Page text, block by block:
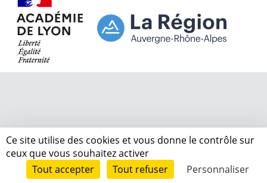
Ce site utilise des cookies et vous donne le contrôle sur
ceux que vous souhaitez activer
Tout accepter
Tout refuser Personnaliser